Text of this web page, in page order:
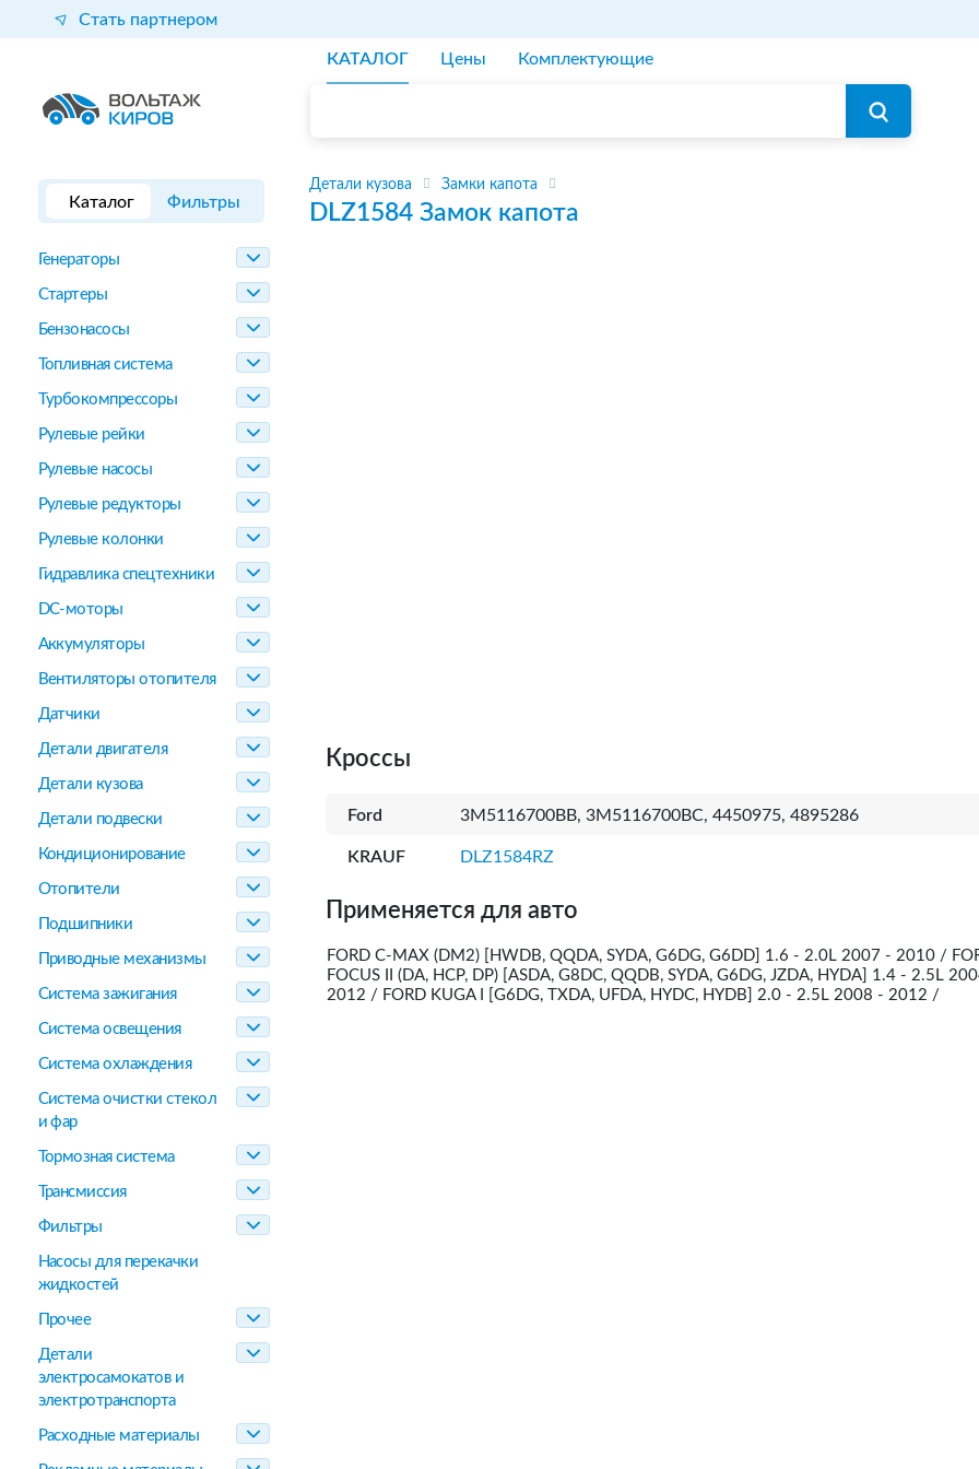
Стать партнером
КАТАЛОГ Цены Комплектующие
Каталог Фильтры
Генераторы
Стартеры
Бензонасосы
Топливная система
Турбокомпрессоры
Рулевые рейки
Рулевые насосы
Рулевые редукторы
Рулевые колонки
Гидравлика спецтехники
DC-моторы
Аккумуляторы
Вентиляторы отопителя
Датчики
Детали двигателя
Детали кузова
Детали подвески
Кондиционирование
Отопители
Подшипники
Приводные механизмы
Система зажигания
Система освещения
Система охлаждения
Система очистки стекол
и фар
Тормозная система
Трансмиссия
Фильтры
Насосы для перекачки
жидкостей
Прочее
Детали
электросамокатов и
электротранспорта
Расходные материалы
Детали кузова Замки капота
DLZ1584 Замок капота
Кроссы
Ford 3M5116700BB, 3M5116700BC, 4450975, 4895286
KRAUF DLZ1584RZ
Применяется для авто
FORD C-MAX (DM2) [HWDB, QQDA, SYDA, G6DG, G6DD] 1.6 - 2.0L 2007 - 2010 /
FOCUS II (DA, HCP, DP) [ASDA, G8DC, QQDB, SYDA, G6DG, JZDA, HYDA] 1.4 - 2.5L
2012 / FORD KUGA I [G6DG, TXDA, UFDA, HYDC, HYDB] 2.0 - 2.5L 2008 - 2012 /